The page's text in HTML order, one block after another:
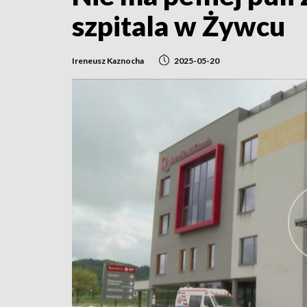
szpitala w Żywcu
Ireneusz Kaznocha 2025-05-20